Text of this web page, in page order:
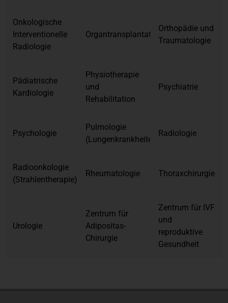
Onkologische
Interventionelle
Radiologie
Organtransplantationszentrum
Orthopädie und
Traumatologie
Pädiatrische
Kardiologie
Physiotherapie
und
Rehabilitation
Psychiatrie
Psychologie
Pulmologie
(Lungenkrankheiten)
Radiologie
Radioonkologie
(Strahlentherapie)
Rheumatologie Thoraxchirurgie
Urologie
Zentrum für
Adipositas-
Chirurgie
Zentrum für IVF
und
reproduktive
Gesundheit